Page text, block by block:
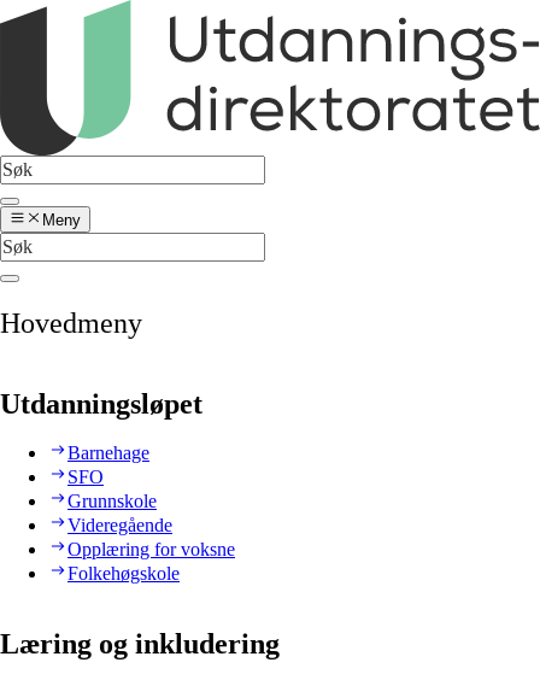
Meny
Hovedmeny
Utdanningsløpet
Barnehage
SFO
Grunnskole
Videregående
Opplæring for voksne
Folkehøgskole
Læring og inkludering